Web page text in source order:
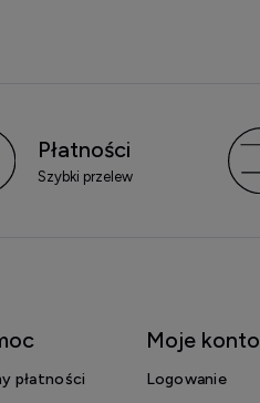
Płatności
Szybki przelew
płatności
Moje konto
Logowanie